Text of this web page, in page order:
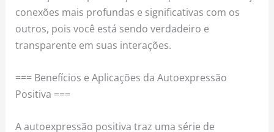
conexões mais profundas e significativas com os
outros, pois você está sendo verdadeiro e
transparente em suas interações.
=== Benefícios e Aplicações da Autoexpressão
Positiva ===
A autoexpressão positiva traz uma série de